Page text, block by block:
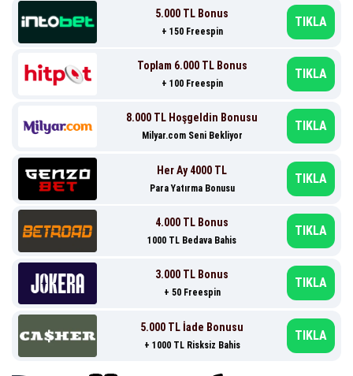
5.000 TL Bonus
+ 150 Freespin
TIKLA
Toplam 6.000 TL Bonus
+ 100 Freespin
TIKLA
8.000 TL Hoşgeldin Bonusu
Milyar.com Seni Bekliyor
TIKLA
Her Ay 4000 TL
Para Yatırma Bonusu
TIKLA
4.000 TL Bonus
1000 TL Bedava Bahis
TIKLA
3.000 TL Bonus
+ 50 Freespin
TIKLA
5.000 TL İade Bonusu
+ 1000 TL Risksiz Bahis
TIKLA